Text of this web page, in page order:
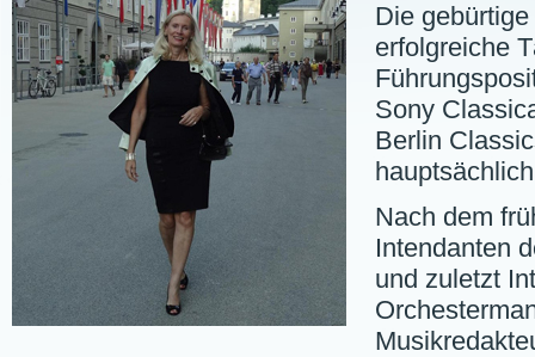
Die
erfolgreiche
Sony
Berlin
Nach dem
Intendanten
und zuletzt